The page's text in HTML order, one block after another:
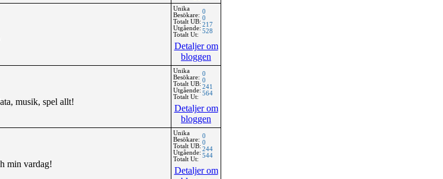
Unika
Besökare:
Totalt UB:
Utgående:
Totalt Ut:
0
0
217
528
Detaljer om
bloggen
musik, spel allt!
Unika
Besökare:
Totalt UB:
Utgående:
Totalt Ut:
0
0
241
564
Detaljer om
bloggen
min vardag!
Unika
Besökare:
Totalt UB:
Utgående:
Totalt Ut:
0
0
244
544
Detaljer om